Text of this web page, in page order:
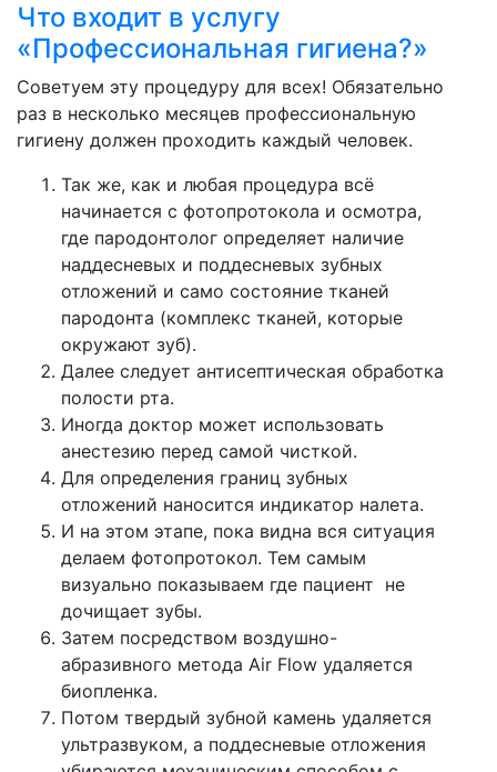
Что входит в услугу
«Профессиональная гигиена?»
Советуем эту процедуру для всех! Обязательно
раз в несколько месяцев профессиональную
гигиену должен проходить каждый человек.
Так же, как и любая процедура всё
начинается с фотопротокола и осмотра,
где пародонтолог определяет наличие
наддесневых и поддесневых зубных
отложений и само состояние тканей
пародонта (комплекс тканей, которые
окружают зуб).
Далее следует антисептическая обработка
полости рта.
Иногда доктор может использовать
анестезию перед самой чисткой.
Для определения границ зубных
отложений наносится индикатор налета.
И на этом этапе, пока видна вся ситуация
делаем фотопротокол. Тем самым
визуально показываем где пациент не
дочищает зубы.
Затем посредством воздушно-
абразивного метода Air Flow удаляется
биопленка.
Потом твердый зубной камень удаляется
ультразвуком, а поддесневые отложения